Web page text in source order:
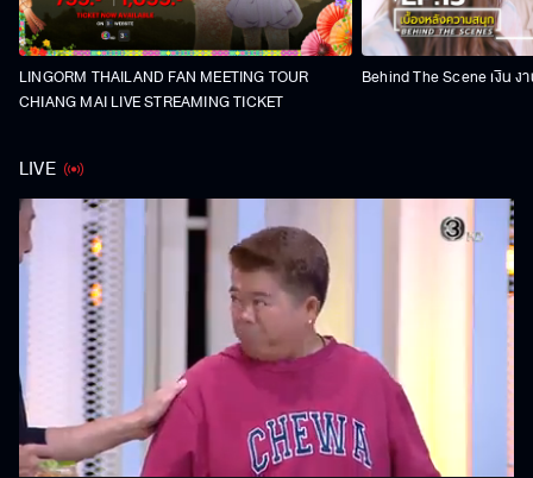
LINGORM THAILAND FAN MEETING TOUR
CHIANG MAI LIVE STREAMING TICKET
Behind The Scene เงิน ง
LIVE
UnmuteStream